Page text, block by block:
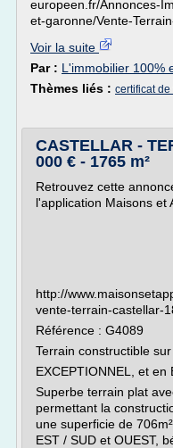
europeen.fr/Annonces-
et-garonne/Vente-
Voir la suite
Par : L'immobilier 100%
Thèmes liés : certificat
CASTELLAR -
000 € - 1765 m²
Retrouvez cette
l'application Maisons et
http://
vente-terrain-castellar-
Référence : G4089
Terrain constructible
EXCEPTIONNEL, et en
Superbe terrain plat
permettant la
une superficie de
EST / SUD et OUEST,